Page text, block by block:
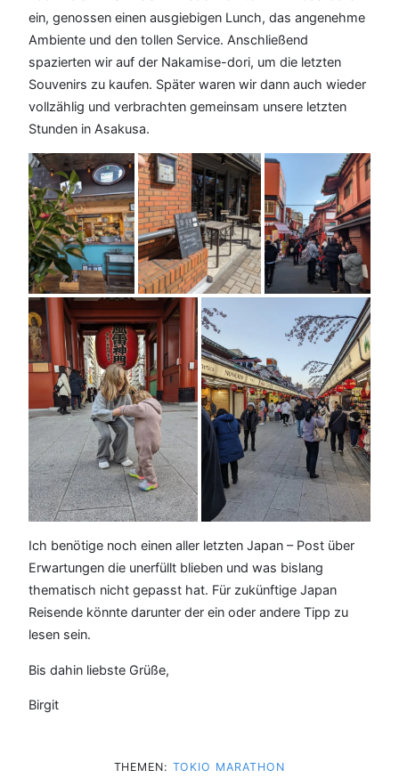
ein, genossen einen ausgiebigen Lunch, das angenehme
Ambiente und den tollen Service. Anschließend
spazierten wir auf der Nakamise-dori, um die letzten
Souvenirs zu kaufen. Später waren wir dann auch wieder
vollzählig und verbrachten gemeinsam unsere letzten
Stunden in Asakusa.
Ich benötige noch einen aller letzten Japan – Post über
Erwartungen die unerfüllt blieben und was bislang
thematisch nicht gepasst hat. Für zukünftige Japan
Reisende könnte darunter der ein oder andere Tipp zu
lesen sein.
Bis dahin liebste Grüße,
Birgit
THEMEN: TOKIO MARATHON